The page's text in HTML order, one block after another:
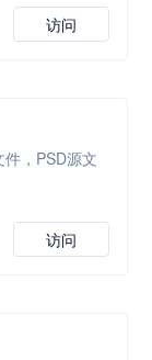
访问
，PSD源文
访问